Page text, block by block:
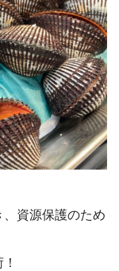
、資源保護のため